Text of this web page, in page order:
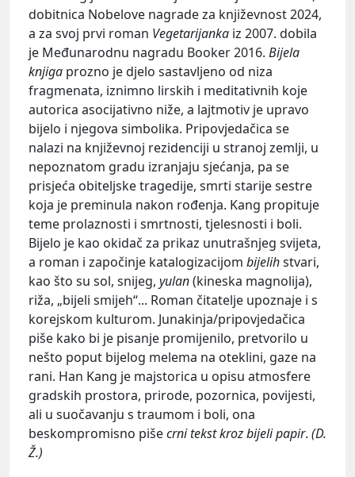
dobitnica Nobelove nagrade za književnost 2024,
a za svoj prvi roman Vegetarijanka iz 2007. dobila
je Međunarodnu nagradu Booker 2016. Bijela
knjiga prozno je djelo sastavljeno od niza
fragmenata, iznimno lirskih i meditativnih koje
autorica asocijativno niže, a lajtmotiv je upravo
bijelo i njegova simbolika. Pripovjedačica se
nalazi na književnoj rezidenciji u stranoj zemlji, u
nepoznatom gradu izranjaju sjećanja, pa se
prisjeća obiteljske tragedije, smrti starije sestre
koja je preminula nakon rođenja. Kang propituje
teme prolaznosti i smrtnosti, tjelesnosti i boli.
Bijelo je kao okidač za prikaz unutrašnjeg svijeta,
a roman i započinje katalogizacijom bijelihstvari,
kao što su sol, snijeg, yulan(kineska magnolija),
riža, „bijeli smijeh“... Roman čitatelje upoznaje i s
korejskom kulturom. Junakinja/pripovjedačica
piše kako bi je pisanje promijenilo, pretvorilo u
nešto poput bijelog melema na oteklini, gaze na
rani. Han Kang je majstorica u opisu atmosfere
gradskih prostora, prirode, pozornica, povijesti,
ali u suočavanju s traumom i boli, ona
beskompromisno pišecrni tekst kroz bijeli papir. (D.
Ž.)